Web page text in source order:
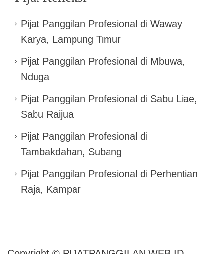
Pijat Panggilan Profesional di Waway
Karya, Lampung Timur
Pijat Panggilan Profesional di Mbuwa,
Nduga
Pijat Panggilan Profesional di Sabu Liae,
Sabu Raijua
Pijat Panggilan Profesional di
Tambakdahan, Subang
Pijat Panggilan Profesional di Perhentian
Raja, Kampar